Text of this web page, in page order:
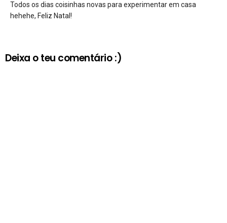
Todos os dias coisinhas novas para experimentar em casa
hehehe, Feliz Natal!
Deixa o teu comentário :)